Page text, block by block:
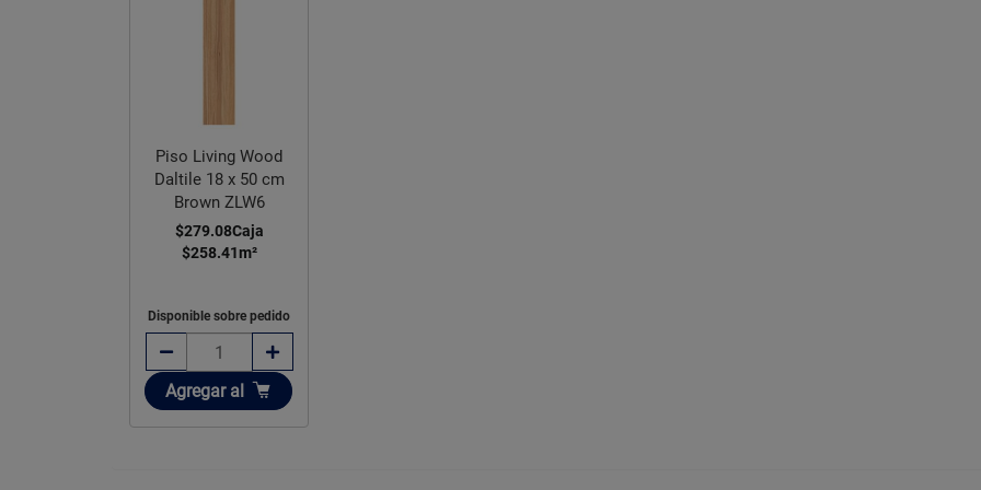
Piso Living Wood
Daltile 18 x 50 cm
Brown ZLW6
$279.08Caja
$258.41m²
Disponible sobre pedido
Añadir
Agregar al